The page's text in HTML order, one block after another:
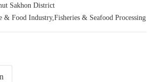
Sakhon District
& Food Industry,Fisheries & Seafood Processing